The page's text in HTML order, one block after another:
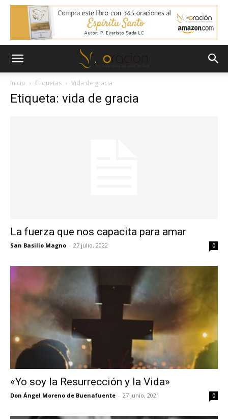
Inicio Etiquetas Vida de gracia
Etiqueta: vida de gracia
La fuerza que nos capacita para amar
San Basilio Magno - 27 julio, 2022 0
«Yo soy la Resurrección y la Vida»
Don Ángel Moreno de Buenafuente - 27 junio, 2021 0